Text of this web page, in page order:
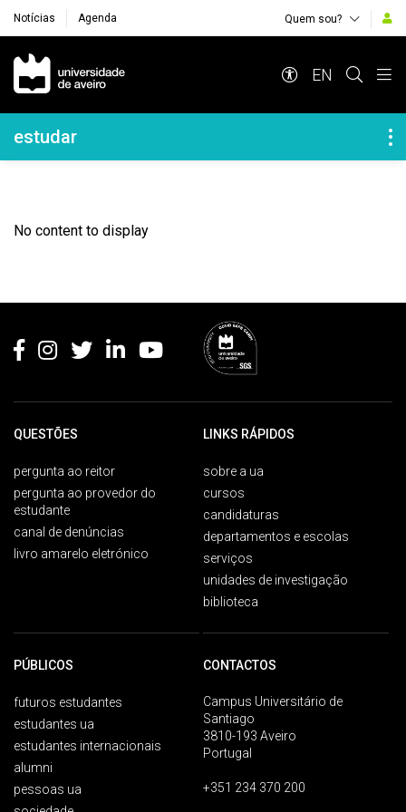
Notícias Agenda Quem sou?
Navegação Principal
EN
Navegação Lateral
estudar
No content to display
QUESTÕES
pergunta ao reitor
pergunta ao provedor do
estudante
canal de denúncias
livro amarelo eletrónico
LINKS RÁPIDOS
sobre a ua
cursos
candidaturas
departamentos e escolas
serviços
unidades de investigação
biblioteca
PÚBLICOS
futuros estudantes
estudantes ua
estudantes internacionais
alumni
pessoas ua
CONTACTOS
Campus Universitário de
Santiago
3810-193 Aveiro
Portugal
+351 234 370 200